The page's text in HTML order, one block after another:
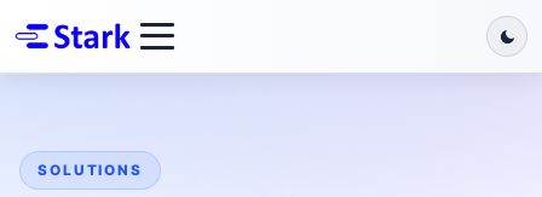
SOLUTIONS